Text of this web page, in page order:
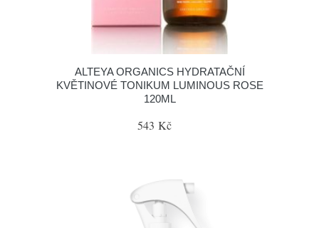
ALTEYA ORGANICS HYDRATAČNÍ
KVĚTINOVÉ TONIKUM LUMINOUS ROSE
120ML
543 Kč